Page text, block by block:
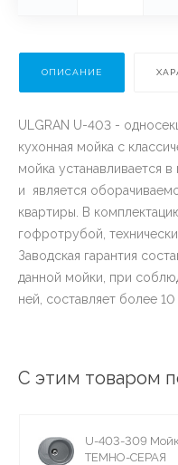
ОПИСАНИЕ
ULGRAN U-403 -
кухонная мойка с
мойка устанавливается
и является
квартиры. В
гофротрубой,
Заводская гарантия
данной мойки, при
ней, составляет более 10
С этим товаром
U-403-309
ТЕМНО-СЕРАЯ